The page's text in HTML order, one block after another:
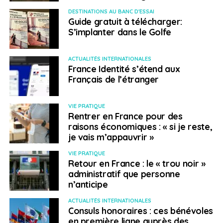
Le troisième créneau d’excellence repose sur l’
Depuis le début des années 2000, le gouvernement
québécois a misé sur la péninsule gaspésienne comme
fer de lance de l’énergie éolienne dans la province. Plus
de mille emplois sont actuellement en lien avec ce
secteur, particulièrement dans les domaines de la
fabrication d’éoliennes, de ses différents composants,
de l’installation et de la maintenance des parcs, et bien
sûr de la production d’énergie.
> Pour en savoir plus
Les créneaux d’excellence en Gaspésie-Îles-
de-la-Madeleine
Le marché de l’emploi
Comme ailleurs au Québec, la démographie régionale
DESTINATIONS AU BANC D'ESSAI
Guide gratuit à télécharger:
S’implanter dans le Golfe
ACTUALITÉS INTERNATIONALES
France Identité s’étend aux
Français de l’étranger
VIE PRATIQUE
Rentrer en France pour des
raisons économiques : « si je reste,
je vais m’appauvrir »
VIE PRATIQUE
Retour en France : le « trou noir »
administratif que personne
n’anticipe
ACTUALITÉS INTERNATIONALES
Consuls honoraires : ces bénévoles
en première ligne auprès des